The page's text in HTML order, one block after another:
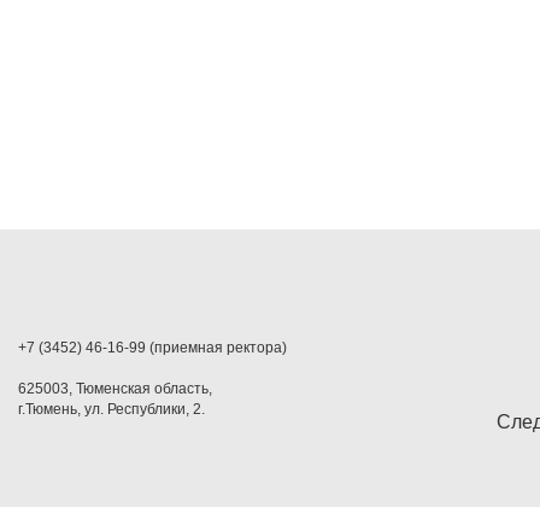
+7 (3452) 46-16-99 (приемная ректора)
625003, Тюменская область,
г.Тюмень, ул. Республики, 2.